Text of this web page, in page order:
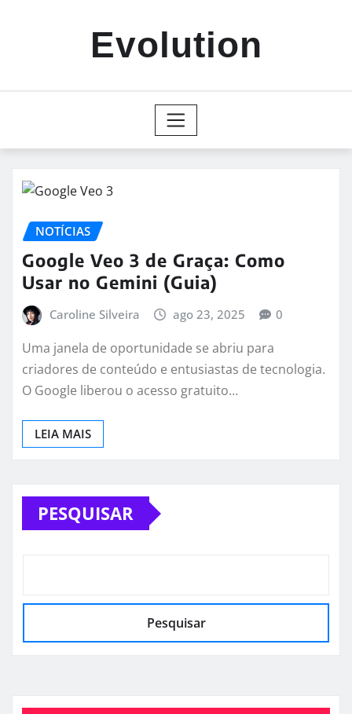
Evolution
NOTÍCIAS
Google Veo 3 de Graça: Como
Usar no Gemini (Guia)
Caroline Silveira ago 23, 2025 0
Uma janela de oportunidade se abriu para
criadores de conteúdo e entusiastas de tecnologia.
O Google liberou o acesso gratuito…
LEIA MAIS
PESQUISAR
Pesquisar